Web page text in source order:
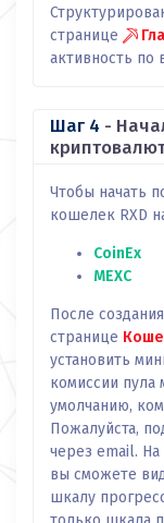
странице
активность по
Шаг 4 -
Чтобы начать
кошелек RXD
CoinEx
MEXC
После
странице
установить
комиссии пула
умолчанию,
Пожалуйста,
через email. На
вы сможете
шкалу